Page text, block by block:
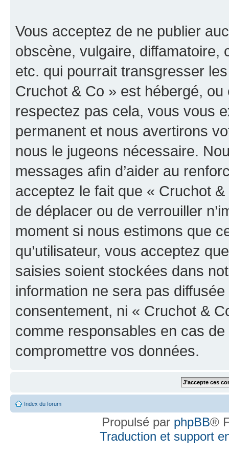
Vous acceptez de ne publier
obscène, vulgaire, diffamatoire,
etc. qui pourrait transgresser
Cruchot & Co » est hébergé,
respectez pas cela, vous vous
permanent et nous avertirons
nous le jugeons nécessaire.
messages afin d’aider au
acceptez le fait que « Cruchot
de déplacer ou de verrouiller
moment si nous estimons que
qu’utilisateur, vous acceptez
saisies soient stockées dans
information ne sera pas
consentement, ni « Cruchot &
comme responsables en cas
compromettre vos données.
Index du forum
Propulsé par phpBB®
Traduction et support